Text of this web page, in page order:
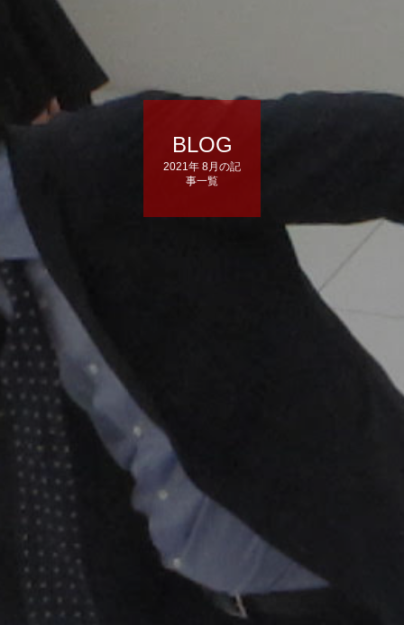
BLOG
2021年 8月の記
事一覧